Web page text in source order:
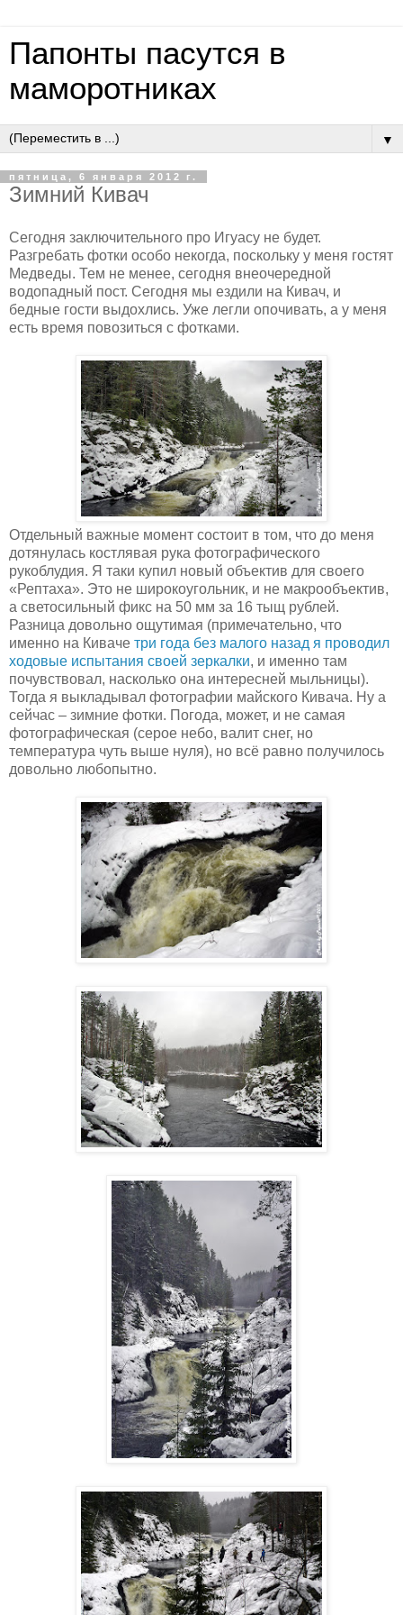
Папонты пасутся в
маморотниках
▼
пятница, 6 января 2012 г.
Зимний Кивач
Сегодня заключительного про Игуасу не будет.
Разгребать фотки особо некогда, поскольку у меня гостят
Медведы. Тем не менее, сегодня внеочередной
водопадный пост. Сегодня мы ездили на Кивач, и
бедные гости выдохлись. Уже легли опочивать, а у меня
есть время повозиться с фотками.
Отдельный важные момент состоит в том, что до меня
дотянулась костлявая рука фотографического
рукоблудия. Я таки купил новый объектив для своего
«Рептаха». Это не широкоугольник, и не макрообъектив,
а светосильный фикс на 50 мм за 16 тыщ рублей.
Разница довольно ощутимая (примечательно, что
именно на Киваче три года без малого назад я проводил
ходовые испытания своей зеркалки, и именно там
почувствовал, насколько она интересней мыльницы).
Тогда я выкладывал фотографии майского Кивача. Ну а
сейчас – зимние фотки. Погода, может, и не самая
фотографическая (серое небо, валит снег, но
температура чуть выше нуля), но всё равно получилось
довольно любопытно.